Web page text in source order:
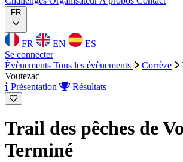
FR
FR EN
ES
Se connecter
Évènements Tous les évènements Corrèze
Voutezac
Présentation
Résultats
Trail des pêches de
Terminé